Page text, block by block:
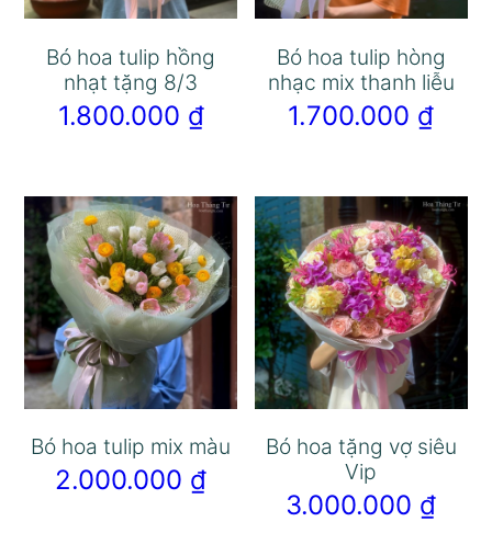
Bó hoa tulip hồng
nhạt tặng 8/3
1.800.000 ₫
Bó hoa tulip hòng
nhạc mix thanh liễu
1.700.000 ₫
Bó hoa tulip mix màu
2.000.000 ₫
Bó hoa tặng vợ siêu
Vip
3.000.000 ₫